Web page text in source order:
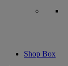
Shop Box